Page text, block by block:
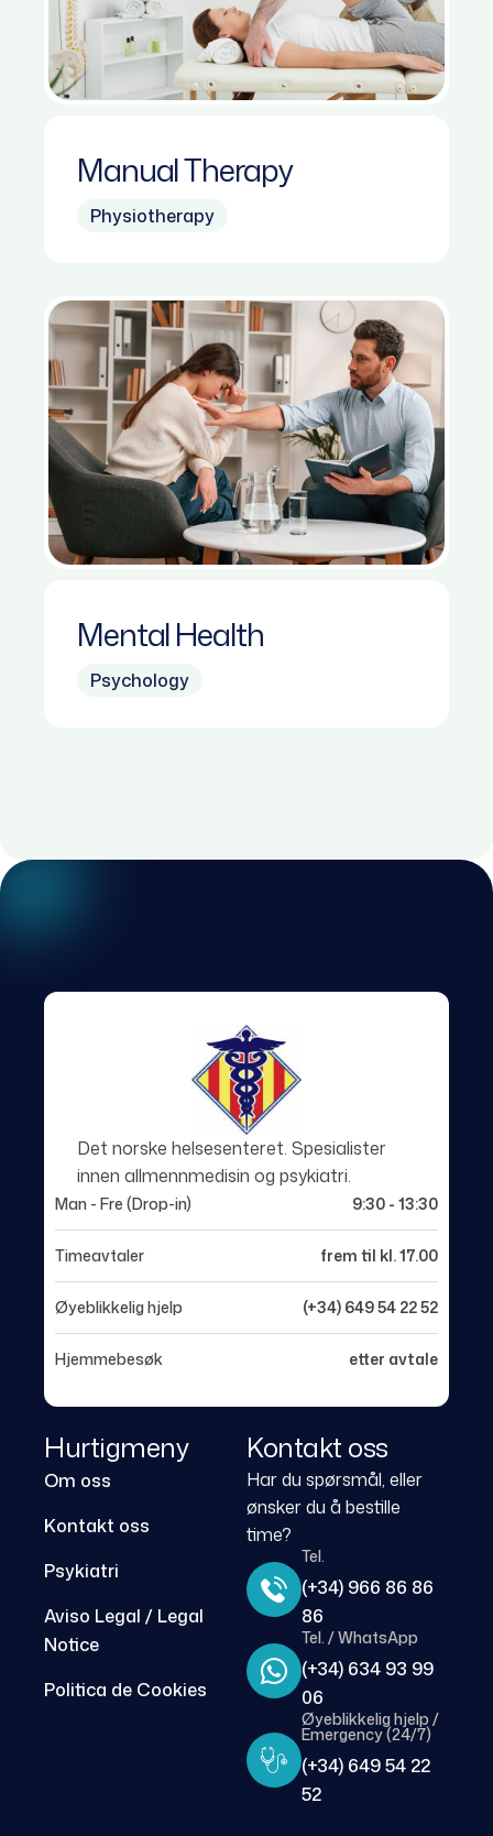
Manual Therapy
Physiotherapy
Mental Health
Psychology
Det norske helsesenteret. Spesialister
innen allmennmedisin og psykiatri.
Man - Fre (Drop-in) 9:30 - 13:30
Timeavtaler frem til kl. 17.00
Øyeblikkelig hjelp (+34) 649 54 22 52
Hjemmebesøk etter avtale
Hurtigmeny
Om oss
Kontakt oss
Psykiatri
Aviso Legal / Legal
Notice
Politica de Cookies
Kontakt oss
Har du spørsmål, eller
ønsker du å bestille
time?
Tel.
(+34) 966 86 86
86
Tel. / WhatsApp
(+34) 634 93 99
06
Øyeblikkelig hjelp /
Emergency (24/7)
(+34) 649 54 22
52